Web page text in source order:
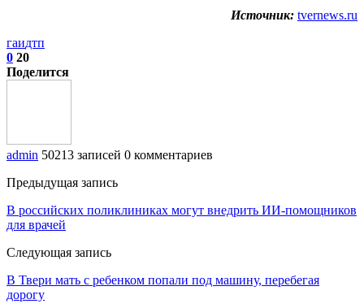
Источник: tvernews.ru
гаидтп
0 20
Поделится
admin 50213 записей 0 комментариев
Предыдущая запись
В российских поликлиниках могут внедрить ИИ-помощников
для врачей
Следующая запись
В Твери мать с ребенком попали под машину, перебегая
дорогу